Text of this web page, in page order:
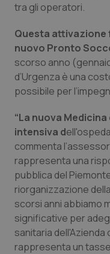
Provincia
Provincia
Puglia
Sardegna
Sicilia
Toscana
Umbria
Valle D’Aosta
Infezioni &
Ipertensione &
Malattie rare
Malattia di
Neuroscienze
Obesità
Oftalmologia
tra gli operatori.
Questa attivazione
nuovo Pronto
scorso anno
d’Urgenza è una
possibile per
“La nuova
intensiva d
commenta
rappresenta una
pubblica del
riorganizzazione
scorsi anni abbiamo
significative per
sanitaria
rappresenta un